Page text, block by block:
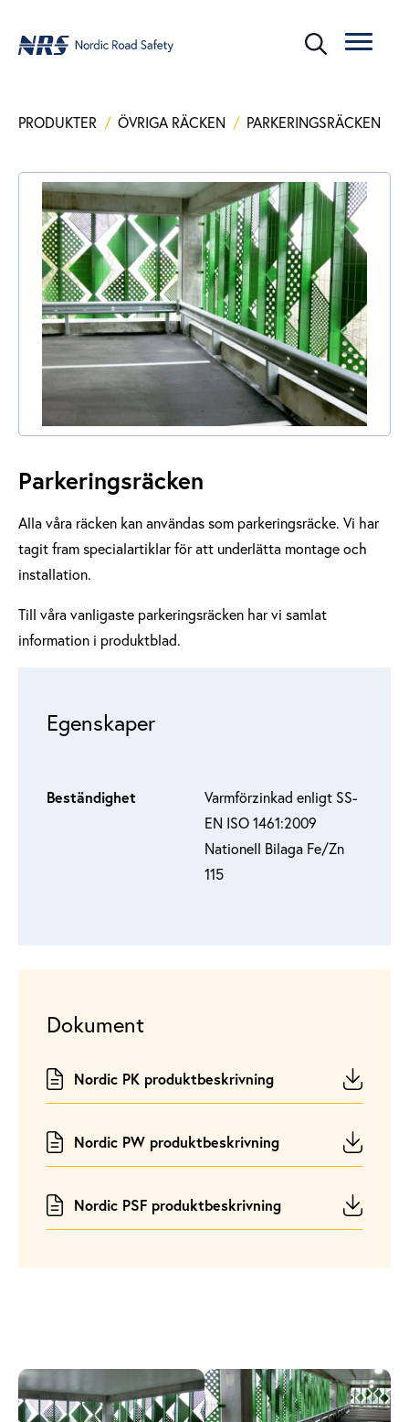
PRODUKTER / ÖVRIGA RÄCKEN / PARKERINGSRÄCKEN
Parkeringsräcken
Alla våra räcken kan användas som parkeringsräcke. Vi har
tagit fram specialartiklar för att underlätta montage och
installation.
Till våra vanligaste parkeringsräcken har vi samlat
information i produktblad.
Egenskaper
Beständighet
Varmförzinkad enligt SS-
EN ISO 1461:2009
Nationell Bilaga Fe/Zn
115
Dokument
Nordic PK produktbeskrivning
Nordic PW produktbeskrivning
Nordic PSF produktbeskrivning